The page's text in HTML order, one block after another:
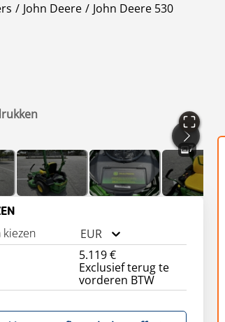
John Deere John Deere 530
7
kiezen
EUR
5.119 €
Exclusief terug te
vorderen BTW